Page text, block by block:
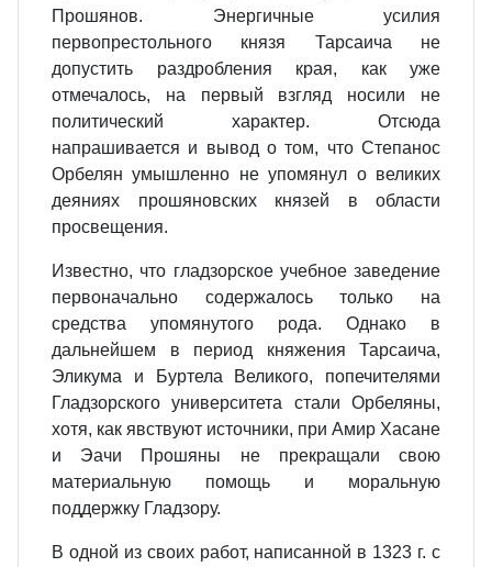
Прошянов. Энергичные усилия
первопрестольного князя Тарсаича не
допустить раздробления края, как уже
отмечалось, на первый взгляд носили не
политический характер. Отсюда
напрашивается и вывод о том, что Степанос
Орбелян умышленно не упомянул о великих
деяниях прошяновских князей в области
просвещения.
Известно, что гладзорское учебное заведение
первоначально содержалось только на
средства упомянутого рода. Однако в
дальнейшем в период княжения Тарсаича,
Эликума и Буртела Великого, попечителями
Гладзорского университета стали Орбеляны,
хотя, как явствуют источники, при Амир Хасане
и Эачи Прошяны не прекращали свою
материальную помощь и моральную
поддержку Гладзору.
В одной из своих работ, написанной в 1323 г. с